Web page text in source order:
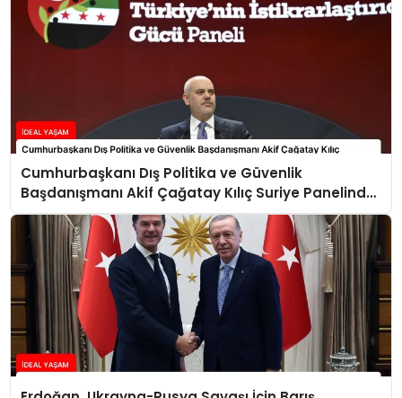
Cumhurbaşkanı Dış Politika ve Güvenlik
Başdanışmanı Akif Çağatay Kılıç Suriye Panelinde
Konuştu